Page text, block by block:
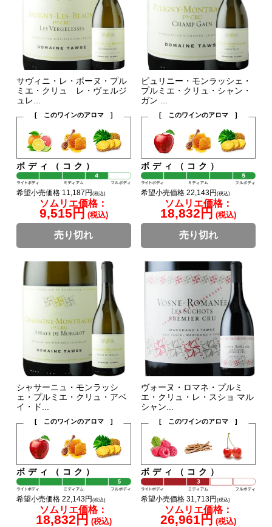
サヴィニ・レ・ボーヌ・プル
ミエ・クリュ レ・ヴェルジ
ュレ...
[ このワインのアロマ ]
ボディ（コク）
希望小売価格 11,187円 (税込)
ソムリエ価格：
9,515円 (税込)
売り切れ
ピュリニー・モンラッシェ・
プルミエ・クリュ・シャン・
ガン ...
[ このワインのアロマ ]
ボディ（コク）
希望小売価格 22,143円(税込)
ソムリエ価格：
18,832円 (税込)
売り切れ
シャサーニュ・モンラッシ
ェ・プルミエ・クリュ・アベ
イ・ド...
[ このワインのアロマ ]
ボディ（コク）
希望小売価格 22,143円(税込)
ソムリエ価格：
18,832円 (税込)
ヴォーヌ・ロマネ・プルミ
エ・クリュ・レ・スショ マル
シャン...
[ このワインのアロマ ]
ボディ（コク）
希望小売価格 31,713円(税込)
ソムリエ価格：
26,961円 (税込)